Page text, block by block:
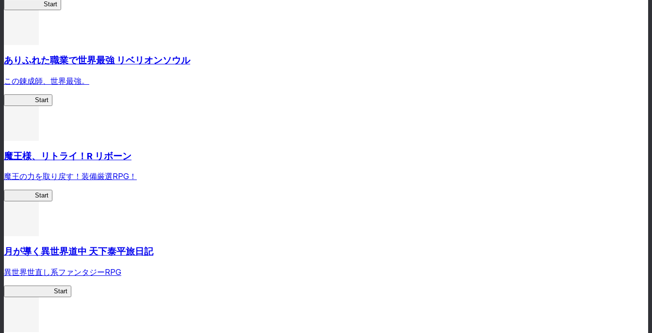
Start
ありふれた職業で世界最強 リベリオンソウル
この錬成師、世界最強。
Start
魔王様、リトライ！R リボーン
魔王の力を取り戻す！装備厳選RPG！
Start
月が導く異世界道中 天下泰平旅日記
異世界世直し系ファンタジーRPG
Start